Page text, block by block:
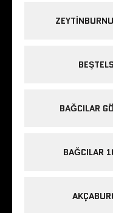
BAĞCILAR
BAĞCILAR